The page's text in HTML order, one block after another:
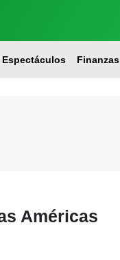
Espectáculos Finanzas
Américas